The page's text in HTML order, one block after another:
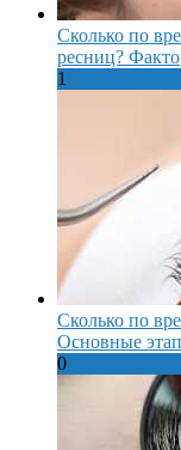
Сколько по
ресниц?
1
Сколько по
Основные
0